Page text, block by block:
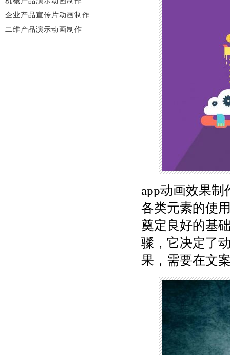
app动画效果
各类元素的使
奠定良好的基
骤，它决定了
果，需要在文
企业产品宣传片动画制作
二维产品演示动画制作